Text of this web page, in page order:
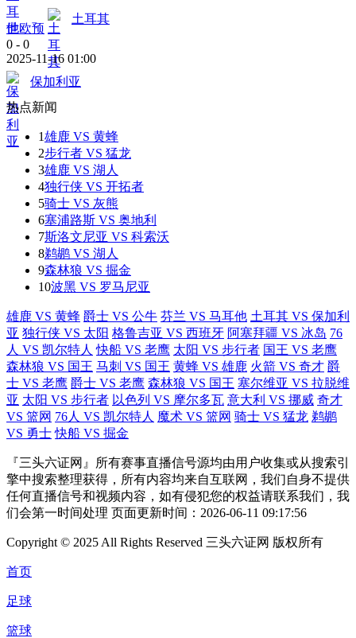
世欧预
土耳其
0 - 0
2025-11-16 01:00
保加利亚
热点新闻
1雄鹿 VS 黄蜂
2步行者 VS 猛龙
3雄鹿 VS 湖人
4独行侠 VS 开拓者
5骑士 VS 灰熊
6塞浦路斯 VS 奥地利
7斯洛文尼亚 VS 科索沃
8鹈鹕 VS 湖人
9森林狼 VS 掘金
10波黑 VS 罗马尼亚
雄鹿 VS 黄蜂 爵士 VS 公牛 芬兰 VS 马耳他 土耳其 VS 保加利
亚 独行侠 VS 太阳 格鲁吉亚 VS 西班牙 阿塞拜疆 VS 冰岛 76
人 VS 凯尔特人 快船 VS 老鹰 太阳 VS 步行者 国王 VS 老鹰
森林狼 VS 国王 马刺 VS 国王 黄蜂 VS 雄鹿 火箭 VS 奇才 爵
士 VS 老鹰 爵士 VS 老鹰 森林狼 VS 国王 塞尔维亚 VS 拉脱维
亚 太阳 VS 步行者 以色列 VS 摩尔多瓦 意大利 VS 挪威 奇才
VS 篮网 76人 VS 凯尔特人 魔术 VS 篮网 骑士 VS 猛龙 鹈鹕
VS 勇士 快船 VS 掘金
『三头六证网』所有赛事直播信号源均由用户收集或从搜索引
擎中搜索整理获得，所有内容均来自互联网，我们自身不提供
任何直播信号和视频内容，如有侵犯您的权益请联系我们，我
们会第一时间处理 页面更新时间：2026-06-11 09:17:56
Copyright © 2025 All Rights Reserved 三头六证网 版权所有
首页
足球
篮球